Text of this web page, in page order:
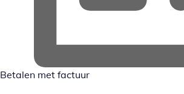
Betalen met factuur